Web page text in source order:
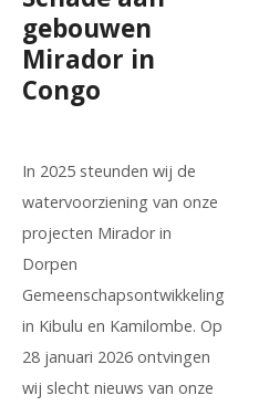
gebouwen
Mirador in
Congo
In 2025 steunden wij de
watervoorziening van onze
projecten Mirador in
Dorpen
Gemeenschapsontwikkeling
in Kibulu en Kamilombe. Op
28 januari 2026 ontvingen
wij slecht nieuws van onze